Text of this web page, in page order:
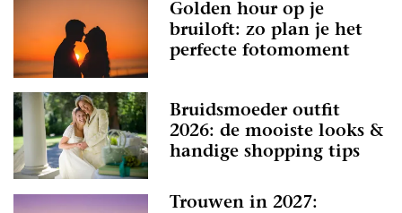
Golden hour op je
bruiloft: zo plan je het
perfecte fotomoment
Bruidsmoeder outfit
2026: de mooiste looks &
handige shopping tips
Trouwen in 2027: